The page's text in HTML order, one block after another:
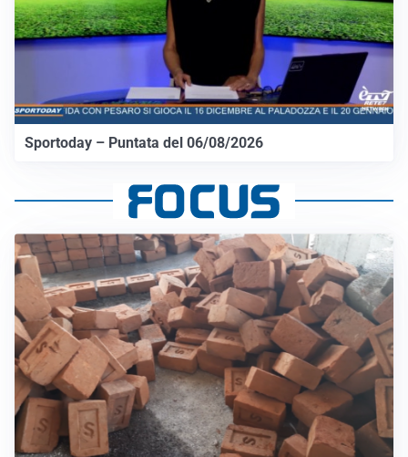
Sportoday – Puntata del 06/08/2026